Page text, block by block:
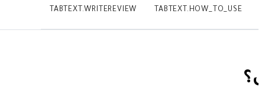
TABTEXT.HOW_TO_USE
TABTEXT.WRITEREVIEW